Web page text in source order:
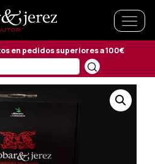
en pedidos superiores a 100€